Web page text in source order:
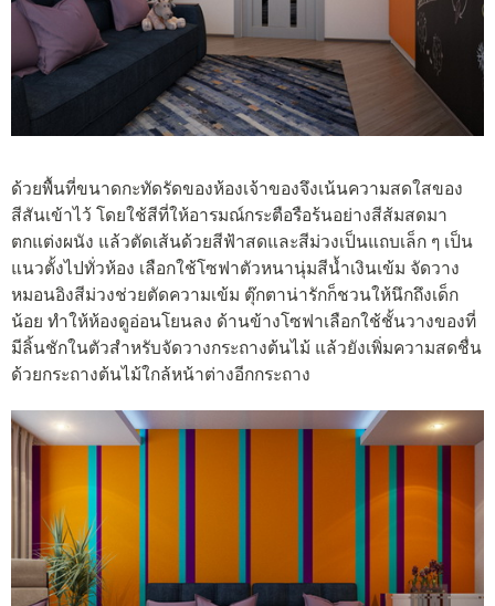
ด้วยพื้นที่ขนาดกะทัดรัดของห้องเจ้าของจึงเน้นความสดใสของ
สีสันเข้าไว้ โดยใช้สีที่ให้อารมณ์กระตือรือร้นอย่างสีส้มสดมา
ตกแต่งผนัง แล้วตัดเส้นด้วยสีฟ้าสดและสีม่วงเป็นแถบเล็ก ๆ เป็น
แนวตั้งไปทั่วห้อง เลือกใช้โซฟาตัวหนานุ่มสีน้ำเงินเข้ม จัดวาง
หมอนอิงสีม่วงช่วยตัดความเข้ม ตุ๊กตาน่ารักก็ชวนให้นึกถึงเด็ก
น้อย ทำให้ห้องดูอ่อนโยนลง ด้านข้างโซฟาเลือกใช้ชั้นวางของที่
มีลิ้นชักในตัวสำหรับจัดวางกระถางต้นไม้ แล้วยังเพิ่มความสดชื่น
ด้วยกระถางต้นไม้ใกล้หน้าต่างอีกกระถาง